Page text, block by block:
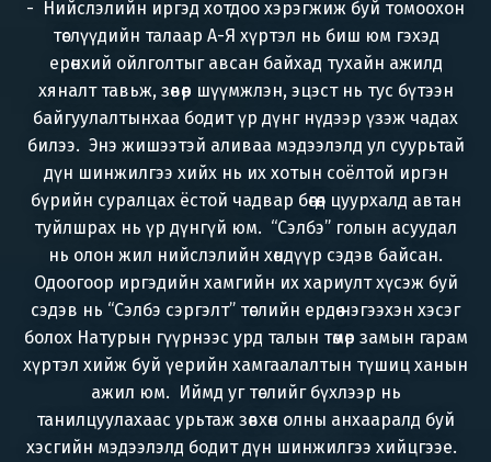
- Нийслэлийн иргэд хотдоо хэрэгжиж буй томоохон
төслүүдийн талаар А-Я хүртэл нь биш юм гэхэд
ерөнхий ойлголтыг авсан байхад тухайн ажилд
хяналт тавьж, зөвөөр шүүмжлэн, эцэст нь тус бүтээн
байгуулалтынхаа бодит үр дүнг нүдээр үзэж чадах
билээ. Энэ жишээтэй аливаа мэдээлэлд ул суурьтай
дүн шинжилгээ хийх нь их хотын соёлтой иргэн
бүрийн суралцах ёстой чадвар бөгөөд цуурхалд автан
туйлшрах нь үр дүнгүй юм. “Сэлбэ” голын асуудал
нь олон жил нийслэлийн хөндүүр сэдэв байсан.
Одоогоор иргэдийн хамгийн их хариулт хүсэж буй
сэдэв нь “Сэлбэ сэргэлт” төслийн ердөө нэгээхэн хэсэг
болох Натурын гүүрнээс урд талын төмөр замын гарам
хүртэл хийж буй үерийн хамгаалалтын түшиц ханын
ажил юм. Иймд уг төслийг бүхлээр нь
танилцуулахаас урьтаж зөвхөн олны анхааралд буй
хэсгийн мэдээлэлд бодит дүн шинжилгээ хийцгээе.